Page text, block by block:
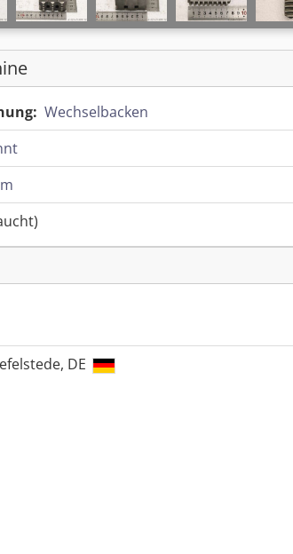
Wechselbacken
DE